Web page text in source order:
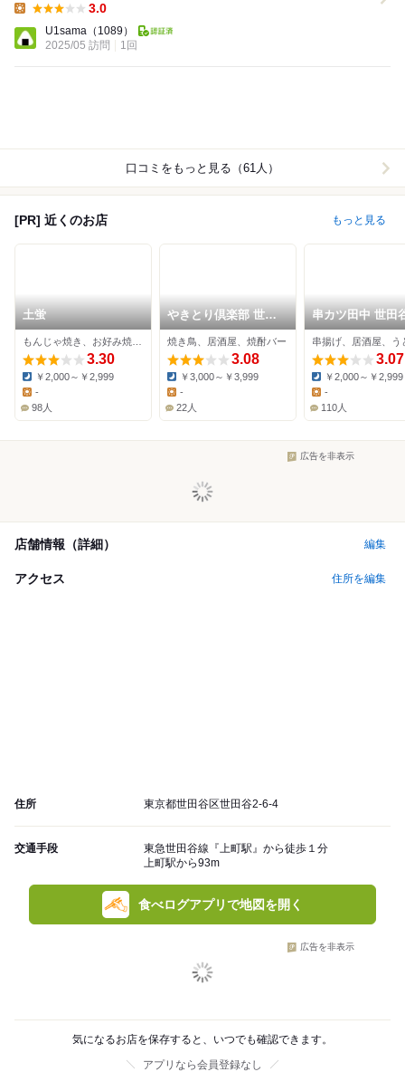
3.0
U1sama （1089）
2025/05 訪問
1回
口コミをもっと見る（61人）
[PR] 近くのお店 もっと見る
土蛍
3.30
Dinner:
￥2,000～￥2,999
Lunch:
-
98人
やきとり倶楽部 世田
谷店
焼き鳥、居酒屋、焼酎バー
3.08
Dinner:
￥3,000～￥3,999
Lunch:
-
22人
串カツ田中 世田
串揚げ、居酒屋、う
3.07
Dinner:
￥2,000～￥2,999
-
110人
広告を非表示
店舗情報（詳細） 編集
アクセス 住所を編集
住所 東京都世田谷区世田谷2-6-4
交通手段
東急世田谷線『上町駅』から徒歩１分
上町駅から93m
食べログアプリで地図を開く
広告を非表示
気になるお店を保存すると、いつでも確認できます。
アプリなら会員登録なし